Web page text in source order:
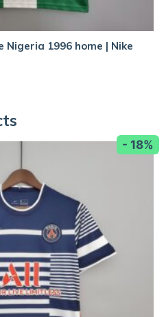
Nigeria 1996 home | Nike
- 18%